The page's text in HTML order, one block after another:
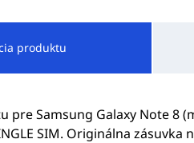
produktu
pre Samsung Galaxy Note 8
SIM. Originálna zásuvka